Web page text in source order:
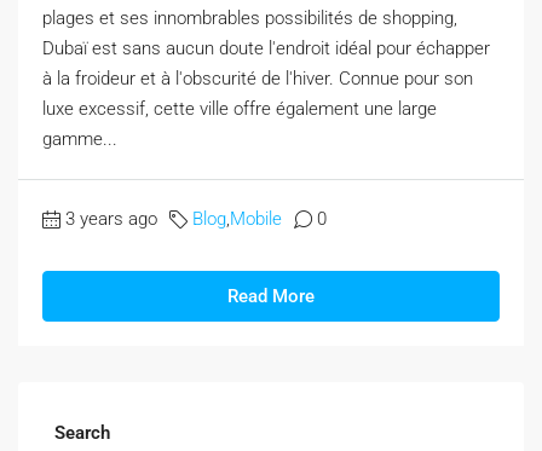
plages et ses innombrables possibilités de shopping,
Dubaï est sans aucun doute l'endroit idéal pour échapper
à la froideur et à l'obscurité de l'hiver. Connue pour son
luxe excessif, cette ville offre également une large
gamme...
3 years ago Blog,Mobile 0
Read More
Search